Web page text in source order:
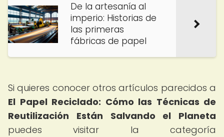
De la artesanía al
imperio: Historias de
las primeras
fábricas de papel
Si quieres conocer otros artículos parecidos a
El Papel Reciclado: Cómo las Técnicas de
Reutilización Están Salvando el Planeta
puedes visitar la categoría